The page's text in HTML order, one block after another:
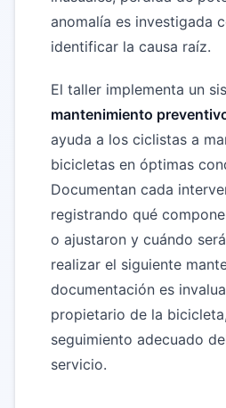
anomalía es investigada
identificar la causa raíz.
El taller implementa un
mantenimiento
ayuda a los ciclistas a
bicicletas en óptimas
Documentan cada
registrando qué
o ajustaron y cuándo
realizar el siguiente
documentación es
propietario de la
seguimiento adecuado
servicio.